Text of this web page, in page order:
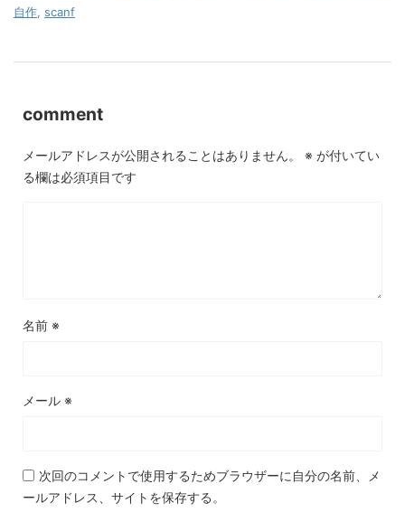
自作 scanf
comment
メールアドレスが公開されることはありません。 ※ が付いてい
る欄は必須項目です
名前 ※
メール ※
次回のコメントで使用するためブラウザーに自分の名前、メ
ールアドレス、サイトを保存する。